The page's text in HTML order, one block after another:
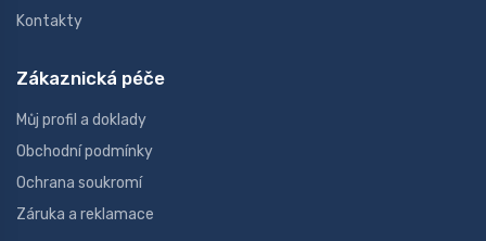
Kontakty
Zákaznická péče
Můj profil a doklady
Obchodní podmínky
Ochrana soukromí
Záruka a reklamace